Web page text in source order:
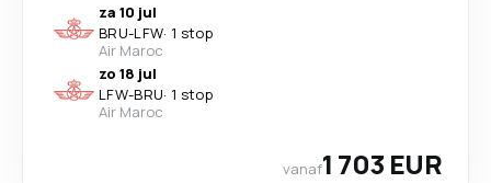
za 10 jul
BRU-LFW· 1 stop
Air Maroc
zo 18 jul
LFW-BRU· 1 stop
Air Maroc
vanaf1 703 EUR